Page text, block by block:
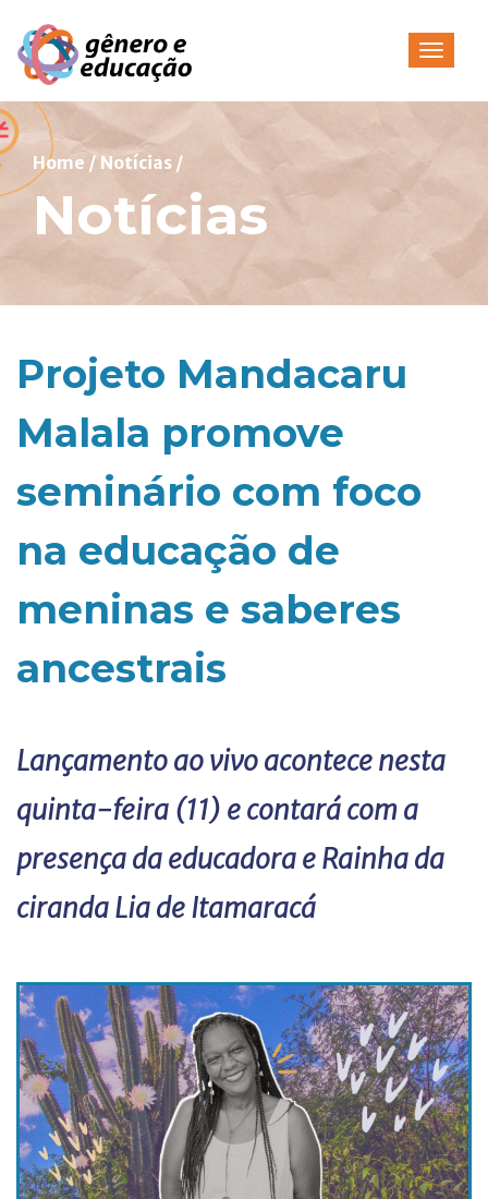
Pular
para
o
conteúdo
Home / Notícias /
Notícias
Projeto Mandacaru
Malala promove
seminário com foco
na educação de
meninas e saberes
ancestrais
Lançamento ao vivo acontece nesta
quinta-feira (11) e contará com a
presença da educadora e Rainha da
ciranda Lia de Itamaracá